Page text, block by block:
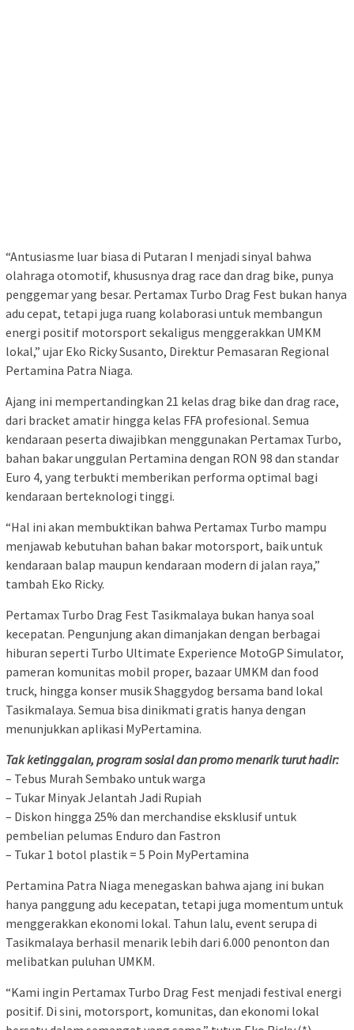
“Antusiasme luar biasa di Putaran I menjadi sinyal bahwa
olahraga otomotif, khususnya drag race dan drag bike, punya
penggemar yang besar. Pertamax Turbo Drag Fest bukan hanya
adu cepat, tetapi juga ruang kolaborasi untuk membangun
energi positif motorsport sekaligus menggerakkan UMKM
lokal,” ujar Eko Ricky Susanto, Direktur Pemasaran Regional
Pertamina Patra Niaga.
Ajang ini mempertandingkan 21 kelas drag bike dan drag race,
dari bracket amatir hingga kelas FFA profesional. Semua
kendaraan peserta diwajibkan menggunakan Pertamax Turbo,
bahan bakar unggulan Pertamina dengan RON 98 dan standar
Euro 4, yang terbukti memberikan performa optimal bagi
kendaraan berteknologi tinggi.
“Hal ini akan membuktikan bahwa Pertamax Turbo mampu
menjawab kebutuhan bahan bakar motorsport, baik untuk
kendaraan balap maupun kendaraan modern di jalan raya,”
tambah Eko Ricky.
Pertamax Turbo Drag Fest Tasikmalaya bukan hanya soal
kecepatan. Pengunjung akan dimanjakan dengan berbagai
hiburan seperti Turbo Ultimate Experience MotoGP Simulator,
pameran komunitas mobil proper, bazaar UMKM dan food
truck, hingga konser musik Shaggydog bersama band lokal
Tasikmalaya. Semua bisa dinikmati gratis hanya dengan
menunjukkan aplikasi MyPertamina.
Tak ketinggalan, program sosial dan promo menarik turut hadir:
– Tebus Murah Sembako untuk warga
– Tukar Minyak Jelantah Jadi Rupiah
– Diskon hingga 25% dan merchandise eksklusif untuk
pembelian pelumas Enduro dan Fastron
– Tukar 1 botol plastik = 5 Poin MyPertamina
Pertamina Patra Niaga menegaskan bahwa ajang ini bukan
hanya panggung adu kecepatan, tetapi juga momentum untuk
menggerakkan ekonomi lokal. Tahun lalu, event serupa di
Tasikmalaya berhasil menarik lebih dari 6.000 penonton dan
melibatkan puluhan UMKM.
“Kami ingin Pertamax Turbo Drag Fest menjadi festival energi
positif. Di sini, motorsport, komunitas, dan ekonomi lokal